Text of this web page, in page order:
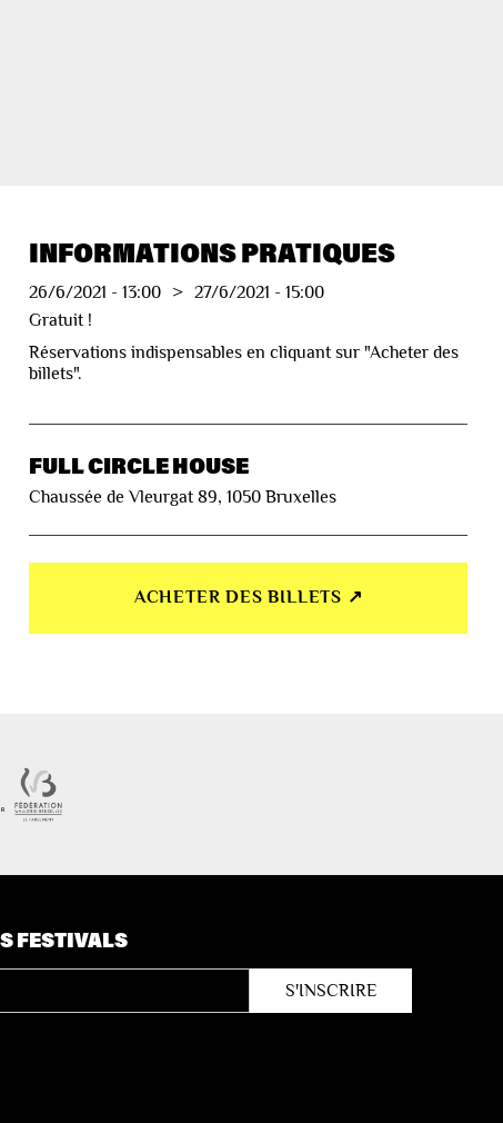
INFORMATIONS PRATIQUES
26/6/2021 -13:00 > 27/6/2021 -15:00
Gratuit !
Réservations indispensables en cliquant sur "Acheter des
billets".
FULL CIRCLE HOUSE
Chaussée de Vleurgat 89, 1050 Bruxelles
ACHETER DES BILLETS ↗︎
FESTIVALS